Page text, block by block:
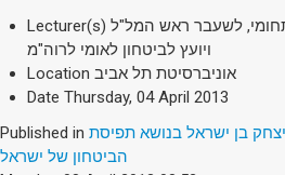
Lecturer(s) לשעבר ראש המל"ל
ויועץ לביטחון לאומי לרוה"מ
Location אוניברסיטת תל אביב
Date Thursday, 04 April 2013
Published in בן ישראל בנושא תפיסת
הביטחון של ישראל